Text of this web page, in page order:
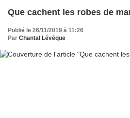
Que cachent les robes de
Publié le 26/11/2019 à 11:26
Par Chantal Lévêque